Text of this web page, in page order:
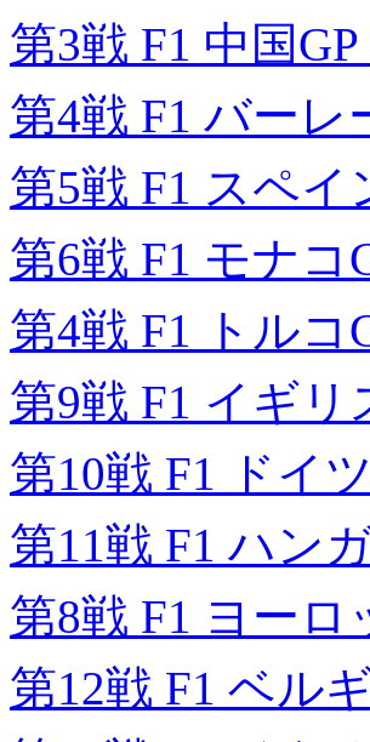
第3戦 F1 中国
第4戦 F1 バーレ
第5戦 F1 スペイ
第6戦 F1 モナコ
第4戦 F1 トルコ
第9戦 F1 イギリ
第10戦 F1 ドイ
第11戦 F1 ハン
第8戦 F1 ヨーロ
第12戦 F1 ベル